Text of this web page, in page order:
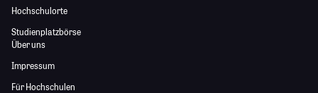
Hochschulorte
Studienplatzbörse
Über uns
Impressum
Für Hochschulen